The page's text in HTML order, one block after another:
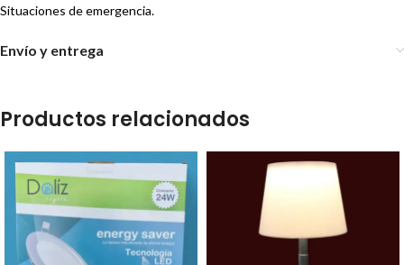
Situaciones de emergencia.
Envío y entrega
Productos relacionados